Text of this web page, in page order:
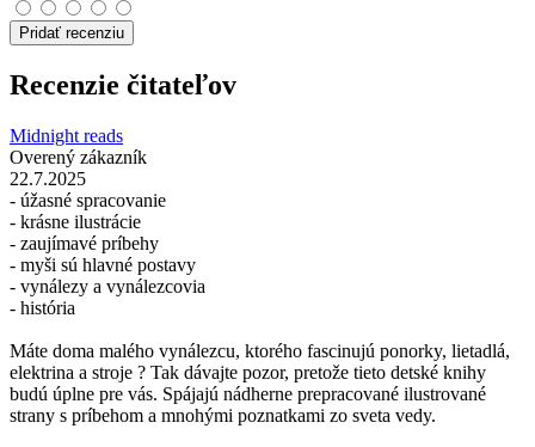
Pridať recenziu
Recenzie čitateľov
Midnight reads
Overený zákazník
22.7.2025
- úžasné spracovanie
- krásne ilustrácie
- zaujímavé príbehy
- myši sú hlavné postavy
- vynálezy a vynálezcovia
- história
Máte doma malého vynálezcu, ktorého fascinujú ponorky, lietadlá,
elektrina a stroje ? Tak dávajte pozor, pretože tieto detské knihy
budú úplne pre vás. Spájajú nádherne prepracované ilustrované
strany s príbehom a mnohými poznatkami zo sveta vedy.